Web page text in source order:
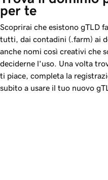
per te
Scoprirai che esistono gTLD
tutti, dai contadini (.farm) ai
anche nomi così creativi che
deciderne l'uso. Una volta
ti piace, completa la
subito a usare il tuo nuovo